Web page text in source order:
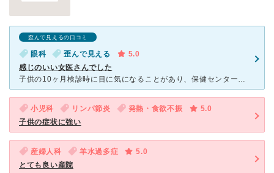
歪んで見えるの口コミ
眼科 歪んで見える
5.0
感じのいい女医さんでした
子供の10ヶ月検診時に目に気になることがあり、保健センターから紹介状を書いてもらい、こちらへ受診しました。 こちらへ行く前に違う病院に紹介状を書いてもらったのですが子供、ましてや乳児の目は見れないと
小児科 リンパ節炎 発熱・食欲不振
5.0
子供の症状に強い
産婦人科 羊水過多症
5.0
とても良い産院